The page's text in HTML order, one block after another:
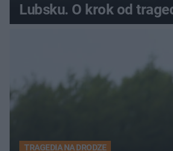
Lubsku. O krok od
TRAGEDIA NA DRODZE